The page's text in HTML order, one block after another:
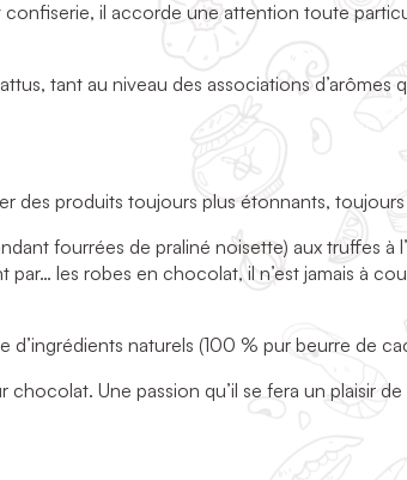
il accorde une attention toute
tant au niveau des associations d’arômes
des produits toujours plus étonnants,
fourrées de praliné noisette) aux truffes à
les robes en chocolat, il n’est jamais à
naturels (100 % pur beurre de
Une passion qu’il se fera un plaisir